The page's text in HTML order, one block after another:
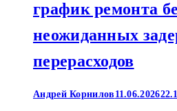
график ремонта
неожиданных
перерасходов
Андрей Корнилов 11.06.2026